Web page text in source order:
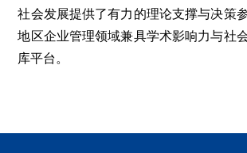
社会发展提供了有力的理论支撑与决策
地区企业管理领域兼具学术影响力与社
库平台。